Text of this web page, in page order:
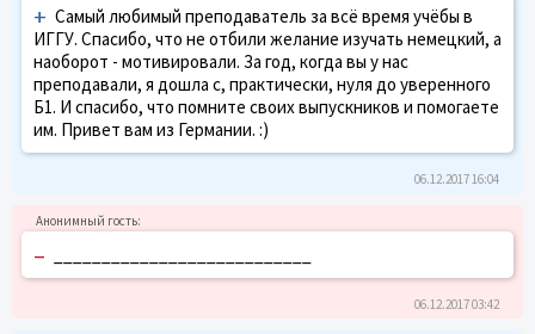
+ Самый любимый преподаватель за всё время учёбы в
ИГГУ. Спасибо, что не отбили желание изучать немецкий, а
наоборот - мотивировали. За год, когда вы у нас
преподавали, я дошла с, практически, нуля до уверенного
Б1. И спасибо, что помните своих выпускников и помогаете
им. Привет вам из Германии. :)
06.12.2017 16:04
–
06.12.2017 03:42